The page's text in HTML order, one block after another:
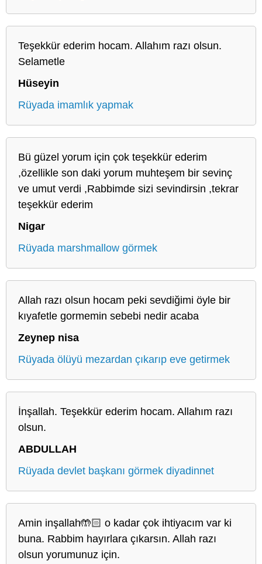
Teşekkür ederim hocam. Allahım razı olsun.
Selametle
Hüseyin
Rüyada imamlık yapmak
Bü güzel yorum için çok teşekkür ederim
,özellikle son daki yorum muhteşem bir sevinç
ve umut verdi ,Rabbimde sizi sevindirsin ,tekrar
teşekkür ederim
Nigar
Rüyada marshmallow görmek
Allah razı olsun hocam peki sevdiğimi öyle bir
kıyafetle gormemin sebebi nedir acaba
Zeynep nisa
Rüyada ölüyü mezardan çıkarıp eve getirmek
İnşallah. Teşekkür ederim hocam. Allahım razı
olsun.
ABDULLAH
Rüyada devlet başkanı görmek diyadinnet
Amin inşallah🤲🏻 o kadar çok ihtiyacım var ki
buna. Rabbim hayırlara çıkarsın. Allah razı
olsun yorumunuz için.